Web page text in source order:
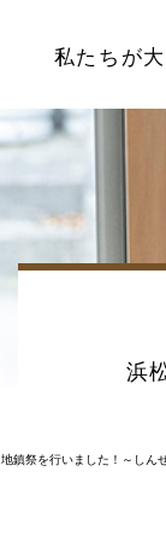
私たちが
浜
鎮祭を行いました！～しん